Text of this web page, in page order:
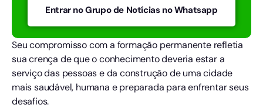
Entrar no Grupo de Notícias no Whatsapp
Seu compromisso com a formação permanente refletia
sua crença de que o conhecimento deveria estar a
serviço das pessoas e da construção de uma cidade
mais saudável, humana e preparada para enfrentar seus
desafios.